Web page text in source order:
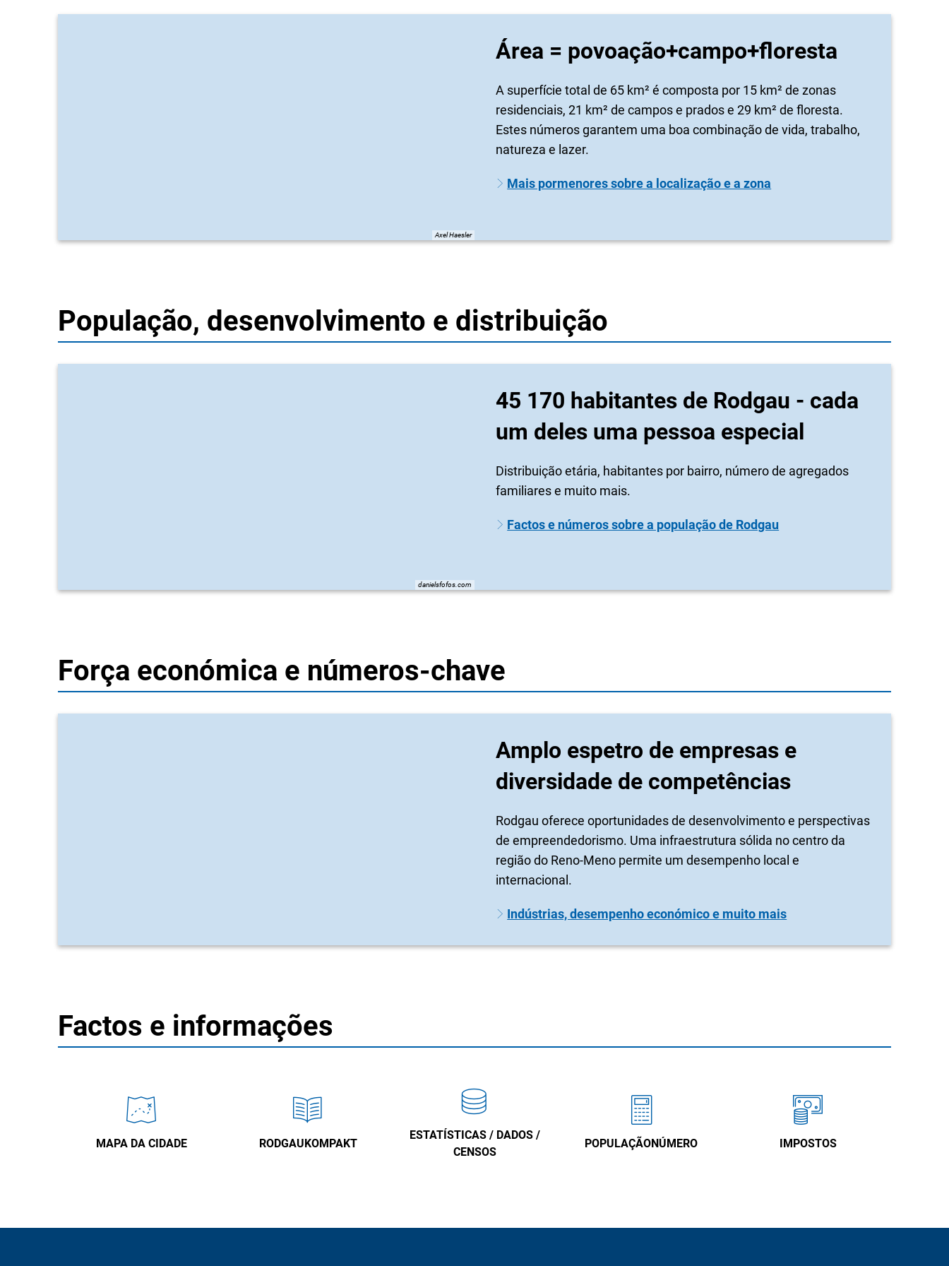
Axel Haesler
Área = povoação+campo+floresta
A superfície total de 65 km² é composta por 15 km² de zonas
residenciais, 21 km² de campos e prados e 29 km² de floresta.
Estes números garantem uma boa combinação de vida, trabalho,
natureza e lazer.
Mais pormenores sobre a localização e a zona
População, desenvolvimento e distribuição
danielsfofos.com
45 170 habitantes de Rodgau - cada
um deles uma pessoa especial
Distribuição etária, habitantes por bairro, número de agregados
familiares e muito mais.
Factos e números sobre a população de Rodgau
Força económica e números-chave
Amplo espetro de empresas e
diversidade de competências
Rodgau oferece oportunidades de desenvolvimento e perspectivas
de empreendedorismo. Uma infraestrutura sólida no centro da
região do Reno-Meno permite um desempenho local e
internacional.
Indústrias, desempenho económico e muito mais
Factos e informações
MAPA DA CIDADE RODGAUKOMPAKT
ESTATÍSTICAS / DADOS /
CENSOS
POPULAÇÃONÚMERO IMPOSTOS